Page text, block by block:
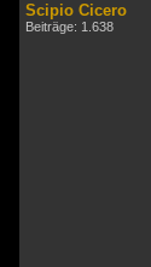
Scipio Cicero
Beiträge: 1.638